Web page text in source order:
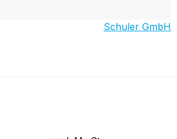
Schuler GmbH